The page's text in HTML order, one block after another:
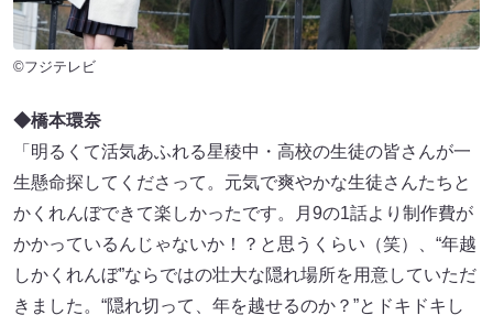
©フジテレビ
◆橋本環奈
「明るくて活気あふれる星稜中・高校の生徒の皆さんが一
生懸命探してくださって。元気で爽やかな生徒さんたちと
かくれんぼできて楽しかったです。月9の1話より制作費が
かかっているんじゃないか！？と思うくらい（笑）、“年越
しかくれんぼ”ならではの壮大な隠れ場所を用意していただ
きました。“隠れ切って、年を越せるのか？”とドキドキし